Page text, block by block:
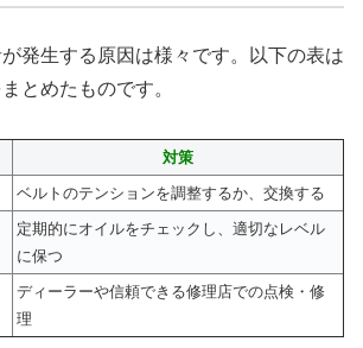
発生する原因は様々です。以下の表は
とめたものです。
対策
ベルトのテンションを調整するか、交換する
定期的にオイルをチェックし、適切なレベル
に保つ
ディーラーや信頼できる修理店での点検・修
理